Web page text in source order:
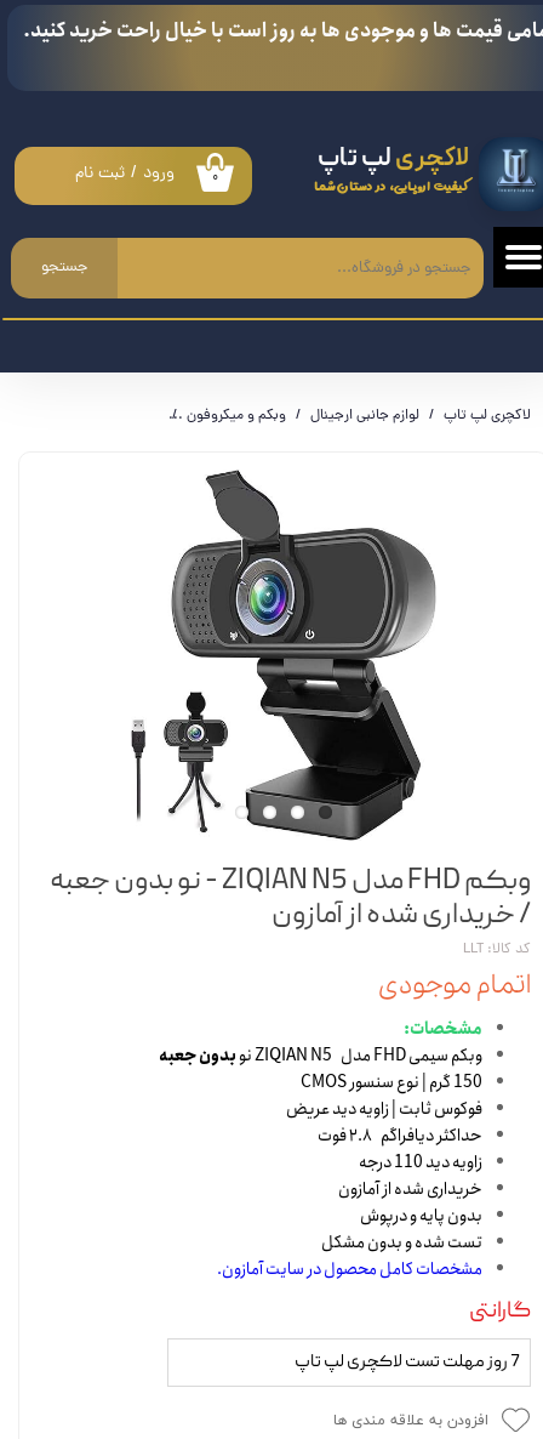
لاکچریلپ تاپ
کیفیت اروپایی، در دستان شما
جستجو
۰ ورود / ثبت نام
حساب کاربری من
سفارشات
خروج از حساب کاربری
قیمت ها و موجودی ها به روز است با خیال راحت خرید کنید.
لاکچری لپ تاپ لوازم جانبی ارجینال وبکم و میکروفون
وبکم FHD مدل ZIQIAN N5 - نو بدون جعبه
/ خریداری شده از آمازون
کد کالا: LLT
اتمام موجودی
مشخصات:
وبکم سیمی FHD مدل ZIQIAN N5 نو
بدون جعبه
150 گرم | نوع سنسور CMOS
فوکوس ثابت | زاویه دید عریض
حداکثر دیافراگم ۲.۸ فوت
زاویه دید 110 درجه
خریداری شده از آمازون
بدون پایه و درپوش
تست شده و بدون مشکل
مشخصات کامل محصول در سایت آمازون.
گارانتی
7 روز مهلت تست لاکچری لپ تاپ
افزودن به علاقه مندی ها